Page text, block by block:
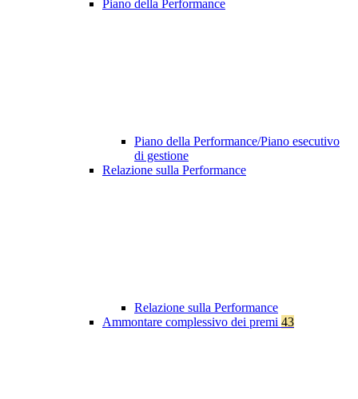
Piano della Performance
Piano della Performance/Piano esecutivo
di gestione
Relazione sulla Performance
Relazione sulla Performance
Ammontare complessivo dei premi 43